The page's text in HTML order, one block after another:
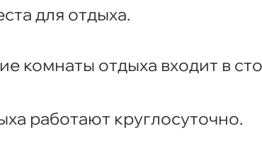
для отдыха.
комнаты отдыха входит в
работают круглосуточно.